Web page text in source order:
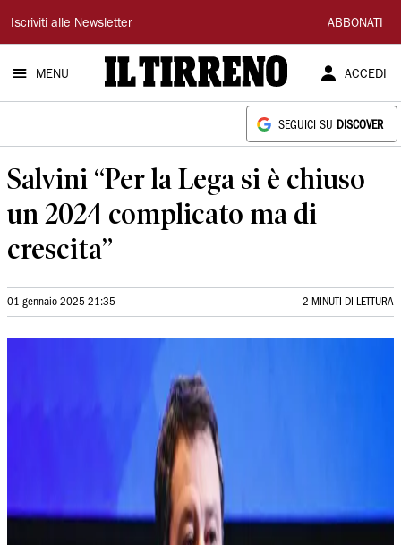
Il
Tirreno
Iscriviti alle Newsletter ABBONATI
MENU ACCEDI
SEGUICI SU DISCOVER
Salvini “Per la Lega si è chiuso
un 2024 complicato ma di
crescita”
01 gennaio 2025 21:35 2 MINUTI DI LETTURA